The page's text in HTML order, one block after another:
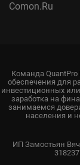
Comon.Ru
Команда QuantPro
обеспечения для
инвестиционных
заработка на
занимаемся
населения и
ИП Замостьян